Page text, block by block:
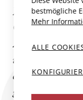
Ein enorm
Champagner,
Aperitif glänzt,
verschiedenste
etwa Steinbutt
gratinierter
bestmögliche
Mehr
ALLE